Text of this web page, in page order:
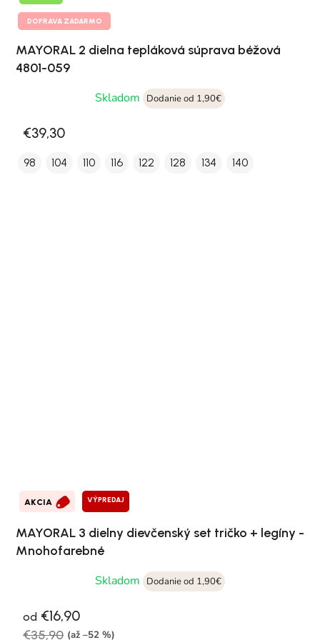
DOPRAVA ZADARMO
MAYORAL 2 dielna tepláková súprava béžová
4801-059
Skladom
Dodanie od 1,90€
€39,30
98 104 110 116 122 128 134 140
AKCIA VÝPREDAJ
MAYORAL 3 dielny dievčenský set tričko + legíny -
Mnohofarebné
Skladom
Dodanie od 1,90€
od €16,90
€35,90 (až –52 %)